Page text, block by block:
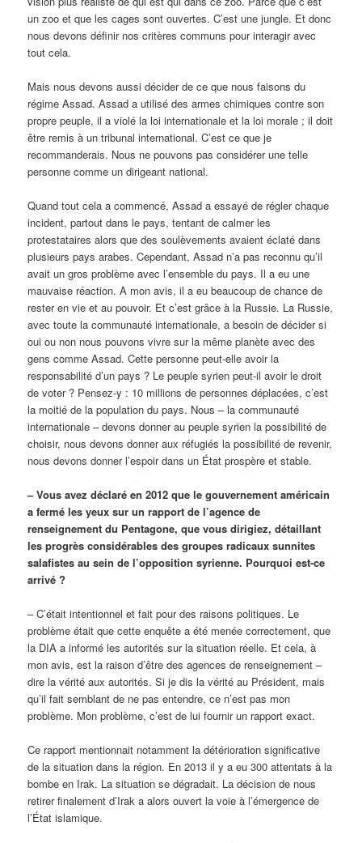
un zoo et que les cages sont ouvertes. C’est une jungle. Et donc
nous devons définir nos critères communs pour interagir avec
tout cela.
Mais nous devons aussi décider de ce que nous faisons du
régime Assad. Assad a utilisé des armes chimiques contre son
propre peuple, il a violé la loi internationale et la loi morale ; il doit
être remis à un tribunal international. C’est ce que je
recommanderais. Nous ne pouvons pas considérer une telle
personne comme un dirigeant national.
Quand tout cela a commencé, Assad a essayé de régler chaque
incident, partout dans le pays, tentant de calmer les
protestataires alors que des soulèvements avaient éclaté dans
plusieurs pays arabes. Cependant, Assad n’a pas reconnu qu’il
avait un gros problème avec l’ensemble du pays. Il a eu une
mauvaise réaction. A mon avis, il a eu beaucoup de chance de
rester en vie et au pouvoir. Et c’est grâce à la Russie. La Russie,
avec toute la communauté internationale, a besoin de décider si
oui ou non nous pouvons vivre sur la même planète avec des
gens comme Assad. Cette personne peut-elle avoir la
responsabilité d’un pays ? Le peuple syrien peut-il avoir le droit
de voter ? Pensez-y : 10 millions de personnes déplacées, c’est
la moitié de la population du pays. Nous – la communauté
internationale – devons donner au peuple syrien la possibilité de
choisir, nous devons donner aux réfugiés la possibilité de revenir,
nous devons donner l’espoir dans un État prospère et stable.
– Vous avez déclaré en 2012 que le gouvernement américain
a fermé les yeux sur un rapport de l’agence de
renseignement du Pentagone, que vous dirigiez, détaillant
les progrès considérables des groupes radicaux sunnites
salafistes au sein de l’opposition syrienne. Pourquoi est-ce
arrivé ?
– C’était intentionnel et fait pour des raisons politiques. Le
problème était que cette enquête a été menée correctement, que
la DIA a informé les autorités sur la situation réelle. Et cela, à
mon avis, est la raison d’être des agences de renseignement –
dire la vérité aux autorités. Si je dis la vérité au Président, mais
qu’il fait semblant de ne pas entendre, ce n’est pas mon
problème. Mon problème, c’est de lui fournir un rapport exact.
Ce rapport mentionnait notamment la détérioration significative
de la situation dans la région. En 2013 il y a eu 300 attentats à la
bombe en Irak. La situation se dégradait. La décision de nous
retirer finalement d’Irak a alors ouvert la voie à l’émergence de
l’État islamique.